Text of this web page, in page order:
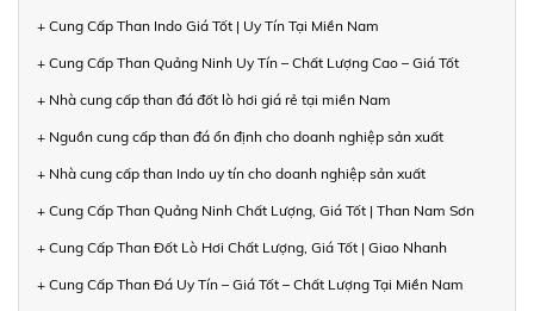
+ Cung Cấp Than Indo Giá Tốt | Uy Tín Tại Miền Nam
+ Cung Cấp Than Quảng Ninh Uy Tín – Chất Lượng Cao – Giá Tốt
+ Nhà cung cấp than đá đốt lò hơi giá rẻ tại miền Nam
+ Nguồn cung cấp than đá ổn định cho doanh nghiệp sản xuất
+ Nhà cung cấp than Indo uy tín cho doanh nghiệp sản xuất
+ Cung Cấp Than Quảng Ninh Chất Lượng, Giá Tốt | Than Nam Sơn
+ Cung Cấp Than Đốt Lò Hơi Chất Lượng, Giá Tốt | Giao Nhanh
+ Cung Cấp Than Đá Uy Tín – Giá Tốt – Chất Lượng Tại Miền Nam